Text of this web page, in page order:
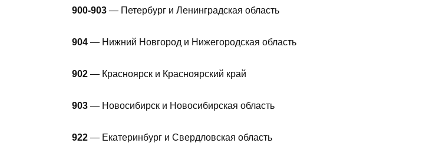
900-903 — Петербург и Ленинградская область
904 — Нижний Новгород и Нижегородская область
902 — Красноярск и Красноярский край
903 — Новосибирск и Новосибирская область
922 — Екатеринбург и Свердловская область